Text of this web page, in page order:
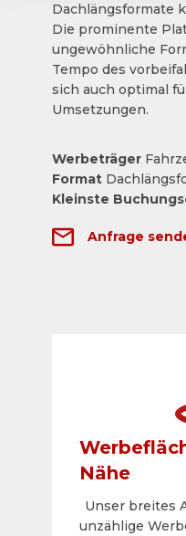
Dachlängsformate
Die prominente
ungewöhnliche
Tempo des
sich auch optimal
Umsetzungen.
Werbeträger
Format
Kleinste
Anfrage
Nähe
Unser breites
unzählige